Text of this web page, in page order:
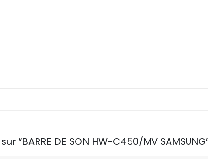
DE SON HW-C450/MV